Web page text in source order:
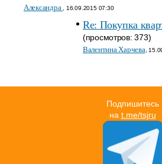
Александра , 16.09.2015 07:30
Re: Покупка
(просмотров: 373)
Валентина Харчева ,
Подпишитесь
на t.me/tsjru